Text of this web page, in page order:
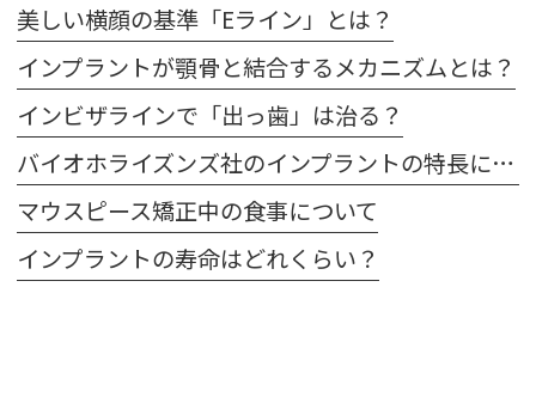
美しい横顔の基準「Eライン」とは？
インプラントが顎骨と結合するメカニズムとは？
インビザラインで「出っ歯」は治る？
バイオホライズンズ社のインプラントの特長について
マウスピース矯正中の食事について
インプラントの寿命はどれくらい？